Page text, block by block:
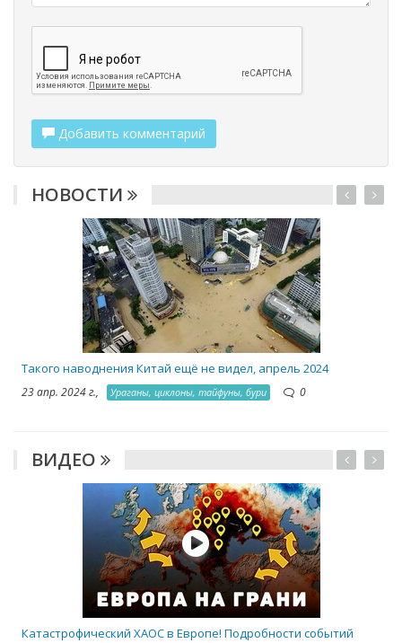
Добавить комментарий
НОВОСТИ
Такого наводнения Китай ещё не видел, апрель 2024
23 апр. 2024 г., Ураганы, циклоны, тайфуны, бури 0
ВИДЕО
Катастрофический ХАОС в Европе! Подробности событий